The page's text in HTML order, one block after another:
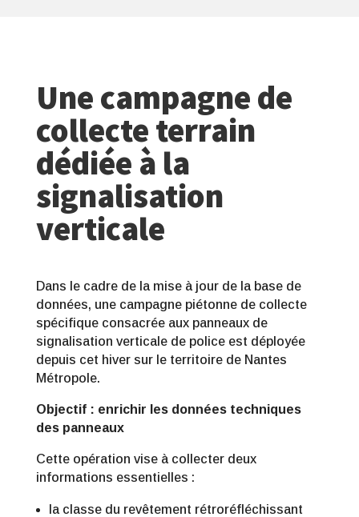
Une campagne de
collecte terrain
dédiée à la
signalisation
verticale
Dans le cadre de la mise à jour de la base de
données, une campagne piétonne de collecte
spécifique consacrée aux panneaux de
signalisation verticale de police est déployée
depuis cet hiver sur le territoire de Nantes
Métropole.
Objectif : enrichir les données techniques
des panneaux
Cette opération vise à collecter deux
informations essentielles :
la classe du revêtement rétroréfléchissant